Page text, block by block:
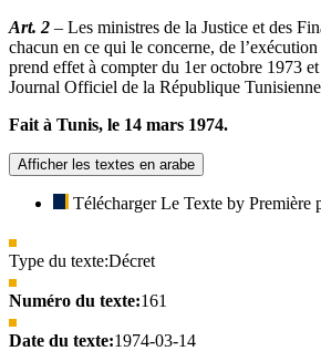
Art. 2 – Les ministres de la Justice et des
chacun en ce qui le concerne, de
prend effet à compter du 1er octobre 1973
Journal Officiel de la République
Fait à Tunis, le 14 mars 1974.
Afficher les textes en arabe
Télécharger Le Texte by Première
Type du texte:Décret
Numéro du texte:161
Date du texte:1974-03-14